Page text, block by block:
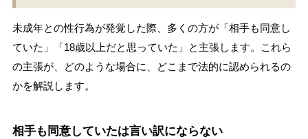
未成年との性行為が発覚した際、多くの方が「相手も同意し
ていた」「18歳以上だと思っていた」と主張します。これら
の主張が、どのような場合に、どこまで法的に認められるの
かを解説します。
相手も同意していたは言い訳にならない